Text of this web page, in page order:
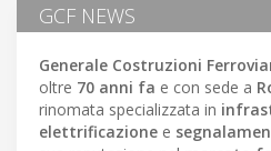
GCF NEWS
Generale Costruzioni
oltre 70 anni fa e con sede a
rinomata specializzata in
elettrificazione e